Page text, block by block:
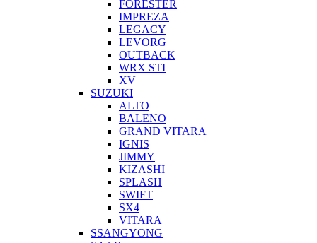
FORESTER
IMPREZA
LEGACY
LEVORG
OUTBACK
WRX STI
XV
SUZUKI
ALTO
BALENO
GRAND VITARA
IGNIS
JIMMY
KIZASHI
SPLASH
SWIFT
SX4
VITARA
SSANGYONG